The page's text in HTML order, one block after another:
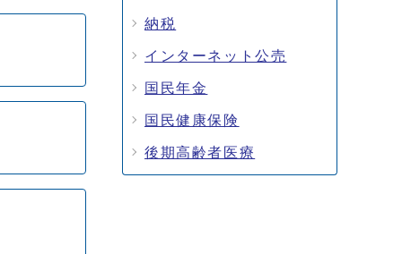
納税
インターネット公売
国民年金
国民健康保険
後期高齢者医療